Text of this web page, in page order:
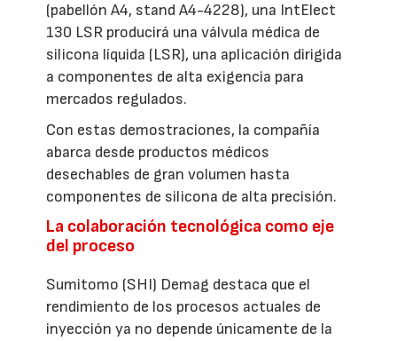
(pabellón A4, stand A4-4228), una IntElect
130 LSR producirá una válvula médica de
silicona líquida (LSR), una aplicación dirigida
a componentes de alta exigencia para
mercados regulados.
Con estas demostraciones, la compañía
abarca desde productos médicos
desechables de gran volumen hasta
componentes de silicona de alta precisión.
La colaboración tecnológica como eje
del proceso
Sumitomo (SHI) Demag destaca que el
rendimiento de los procesos actuales de
inyección ya no depende únicamente de la